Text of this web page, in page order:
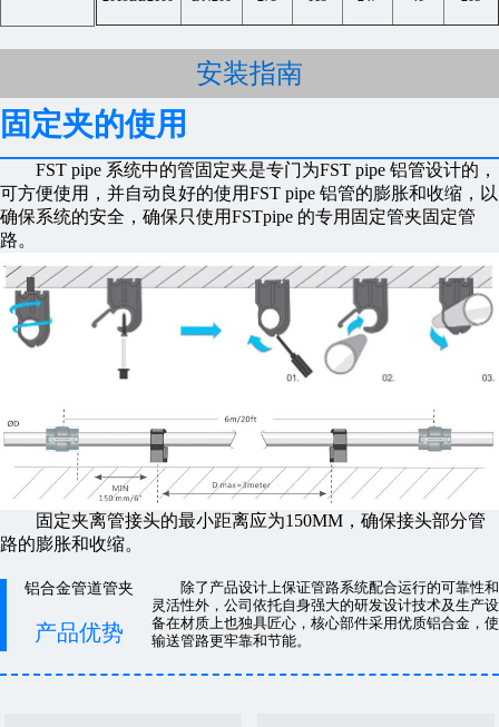
安装指南
固定夹的使用
FST pipe 系统中的管固定夹是专门为FST pipe 铝管设计的，
可方便使用，并自动良好的使用FST pipe 铝管的膨胀和收缩，以
确保系统的安全，确保只使用FSTpipe 的专用固定管夹固定管
路。
固定夹离管接头的最小距离应为150MM，确保接头部分管
路的膨胀和收缩。
铝合金管道管夹
产品优势
除了产品设计上保证管路系统配合运行的可靠性和
灵活性外，公司依托自身强大的研发设计技术及生产设
备在材质上也独具匠心，核心部件采用优质铝合金，使
输送管路更牢靠和节能。